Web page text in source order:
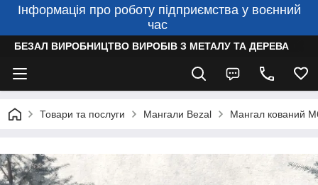
Інформація про роботу підприємства у воєнний
час
БЕЗАЛ ВИРОБНИЦТВО ВИРОБІВ З МЕТАЛУ ТА ДЕРЕВА
Товари та послуги Мангали Bezal Мангал кований